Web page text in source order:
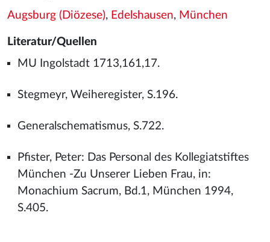
Augsburg (Diözese), Edelshausen, München
Literatur/Quellen
MU Ingolstadt 1713,161,17.
Stegmeyr, Weiheregister, S.196.
Generalschematismus, S.722.
Pfister, Peter: Das Personal des Kollegiatstiftes
München -Zu Unserer Lieben Frau, in:
Monachium Sacrum, Bd.1, München 1994,
S.405.